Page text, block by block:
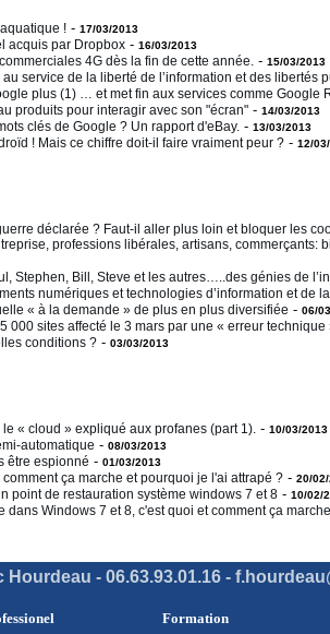
! - 17/03/2013
acquis par Dropbox - 16/03/2013
4G dès la fin de cette année. - 15/03/2013
service de la liberté de l’information et des libertés
plus (1) … et met fin aux services comme Google
produits pour interagir avec son "écran" - 14/03/2013
clés de Google ? Un rapport d'eBay. - 13/03/2013
! Mais ce chiffre doit-il faire vraiment peur ? - 12/
déclarée ? Faut-il aller plus loin et bloquer les
professions libérales, artisans,
Stephen, Bill, Steve et les autres…..des génies de
numériques et technologies d’information et de
« à la demande » de plus en plus diversifiée - 06/
000 sites affecté le 3 mars par une « erreur technique
conditions ? - 03/03/2013
« cloud » expliqué aux profanes (part 1). - 10/03/2013
automatique - 08/03/2013
être espionné - 01/03/2013
ça marche et pourquoi je l'ai attrapé ? - 20/
point de restauration système windows 7 et 8 - 10/02/
dans Windows 7 et 8, c'est quoi et comment ça
Hourdeau - 06.63.93.01.16 -
Formation